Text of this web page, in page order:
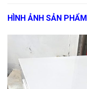
HÌNH ẢNH SẢN PHẨM